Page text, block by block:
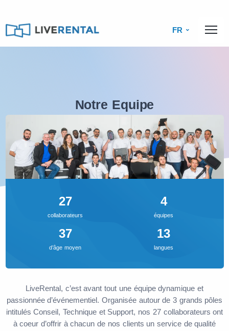
FR
Notre Equipe
27 Collaborateurs passionnés!
27
collaborateurs
4
équipes
37
d’âge moyen
13
langues
LiveRental, c’est avant tout une équipe dynamique et
passionnée d’événementiel. Organisée autour de 3 grands pôles
intitulés Conseil, Technique et Support, nos 27 collaborateurs ont
à coeur d’offrir à chacun de nos clients un service de qualité